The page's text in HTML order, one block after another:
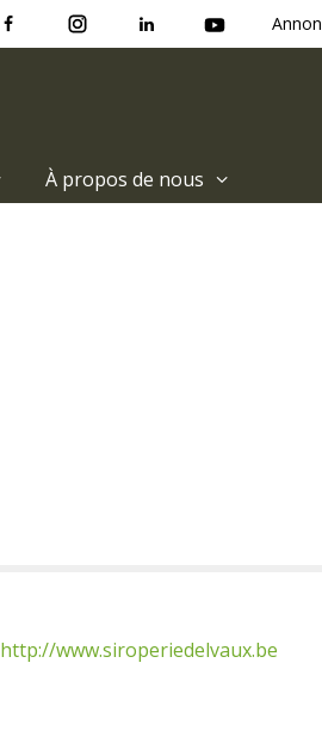
À propos de nous
http://www.siroperiedelvaux.be